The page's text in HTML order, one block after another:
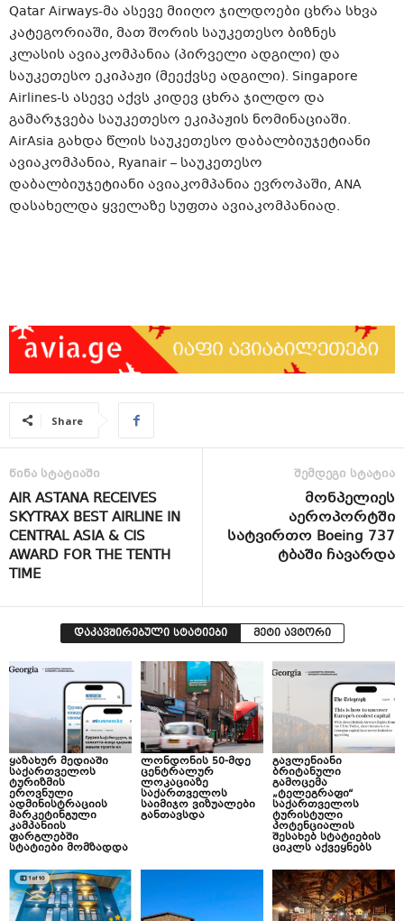
Qatar Airways-მა ასევე მიიღო ჯილდოები ცხრა სხვა
კატეგორიაში, მათ შორის საუკეთესო ბიზნეს
კლასის ავიაკომპანია (პირველი ადგილი) და
საუკეთესო ეკიპაჟი (მეექვსე ადგილი). Singapore
Airlines-ს ასევე აქვს კიდევ ცხრა ჯილდო და
გამარჯვება საუკეთესო ეკიპაჟის ნომინაციაში.
AirAsia გახდა წლის საუკეთესო დაბალბიუჯეტიანი
ავიაკომპანია, Ryanair – საუკეთესო
დაბალბიუჯეტიანი ავიაკომპანია ევროპაში, ANA
დასახელდა ყველაზე სუფთა ავიაკომპანიად.
Share
წინა სტატიაში
AIR ASTANA RECEIVES
SKYTRAX BEST AIRLINE IN
CENTRAL ASIA & CIS
AWARD FOR THE TENTH
TIME
შემდეგი სტატია
მონპელიეს
აეროპორტში
სატვირთო Boeing 737
ტბაში ჩავარდა
დაკავშირებული სტატიები მეტი ავტორი
ყაზახურ მედიაში
საქართველოს
ტურიზმის
ეროვნული
ადმინისტრაციის
მარკეტინგული
კამპანიის
ფარგლებში
სტატიები მომზადდა
ლონდონის 50-მდე
ცენტრალურ
ლოკაციაზე
საქართველოს
საიმიჯო ვიზუალები
განთავსდა
გავლენიანი
ბრიტანული
გამოცემა
„ტელეგრაფი“
საქართველოს
ტურისტული
პოტენციალის
შესახებ სტატიების
ციკლს აქვეყნებს